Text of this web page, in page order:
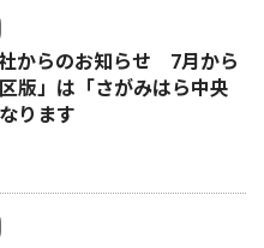
からのお知らせ 7月から
版」は「さがみはら中央
ります